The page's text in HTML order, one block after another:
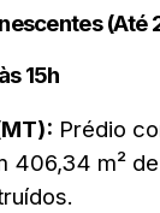
(Até
15h
Prédio
406,34 m²